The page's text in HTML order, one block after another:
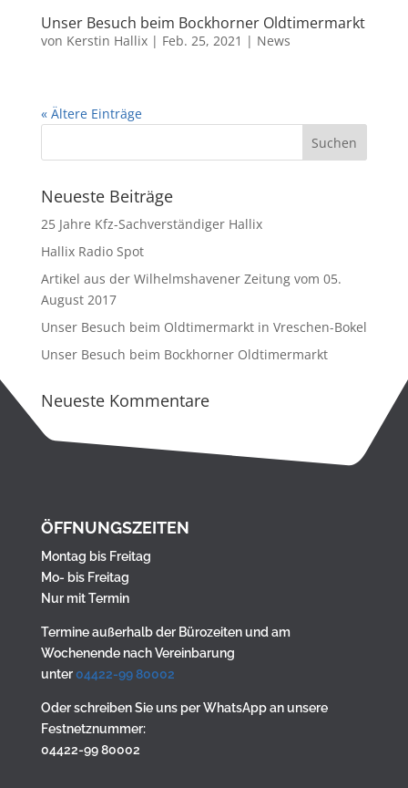
Unser Besuch beim Bockhorner Oldtimermarkt
von Kerstin Hallix| Feb. 25, 2021 | News
« Ältere Einträge
Neueste Beiträge
25 Jahre Kfz-Sachverständiger Hallix
Hallix Radio Spot
Artikel aus der Wilhelmshavener Zeitung vom 05.
August 2017
Unser Besuch beim Oldtimermarkt in Vreschen-Bokel
Unser Besuch beim Bockhorner Oldtimermarkt
Neueste Kommentare
ÖFFNUNGSZEITEN
Montag bis Freitag
Mo- bis Freitag
Nur mit Termin
Termine außerhalb der Bürozeiten und am
Wochenende nach Vereinbarung
unter04422-99 80002
Oder schreiben Sie uns per WhatsApp an unsere
Festnetznummer:
04422-99 80002